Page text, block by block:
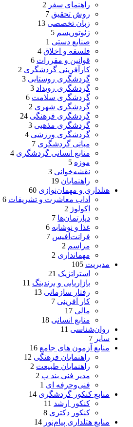
راهنمای سفر 2
روش تحقیق 7
زبان تخصصی 13
ژئوتوریسم 5
صنایع دستی 1
فلسفه و اخلاق 4
قوانین و مقررات 6
کارآفرینی گردشگری 2
گردشگری روستایی 3
گردشگری رویداد 3
گردشگری سلامت 6
گردشگری شهری 2
گردشگری فرهنگی 24
گردشگری مذهبی 3
گردشگری ورزشی 4
مبانی گردشگری 7
منابع انسانی گردشگری 4
موزه 5
نقشه‌خوانی 3
راهنمایان 19
هتلداری و مهمان‌نوازی 60
آداب معاشرت و تشریفات 6
اکولوژ 2
دپارتمان‌ها 7
غذا و نوشابه 6
فرانت‌آفیس 7
مراسم 2
مهمانداری 2
مدیریت 105
استراتژیک 21
بازاریابی و برندینگ 11
رفتار سازمانی 13
کار آفرینی 7
مالی 17
منابع انسانی 18
روان‌شناسی 11
سایر 7
منابع آزمون های جامع 16
راهنمایان فرهنگی 12
راهنمایان طبیعت 2
مدیر فنی بند ب 2
فنی‌وحرفه‌ ای 1
منابع کنکور گردشگری 14
کنکور ارشد 11
کنکور دکتری 8
منابع هتلداری پیام‌نور 14